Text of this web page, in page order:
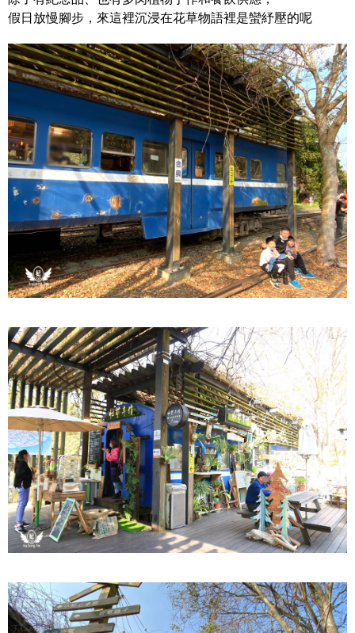
假日放慢腳步，來這裡沉浸在花草物語裡是蠻紓壓的呢